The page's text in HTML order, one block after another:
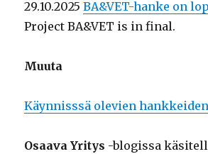
29.10.2025BA&VET-hanke on
Project BA&VET is in final.
Muuta
Käynnisssä olevien
Osaava Yritys -blogissa